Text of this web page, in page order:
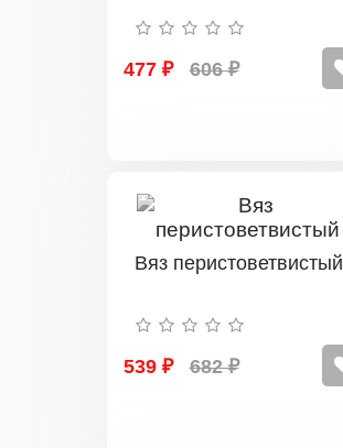
477 ₽ 606 ₽
Вяз перистоветвистый
539 ₽ 682 ₽